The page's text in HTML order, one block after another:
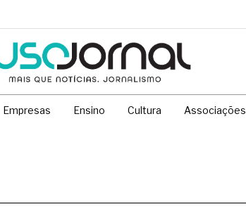
Empresas Ensino Cultura Associações